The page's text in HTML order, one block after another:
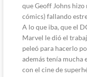
que Geoff Johns
cómics) fallando
A lo que iba, que el
Marvel le dió el
peleó para hacerlo
además tenía mucha
con el cine de